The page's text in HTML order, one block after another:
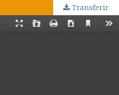
Transferir